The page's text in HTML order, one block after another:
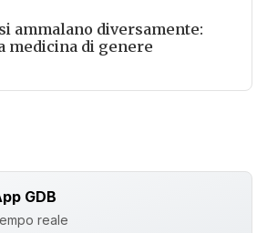
ammalano diversamente:
medicina di genere
GDB
reale